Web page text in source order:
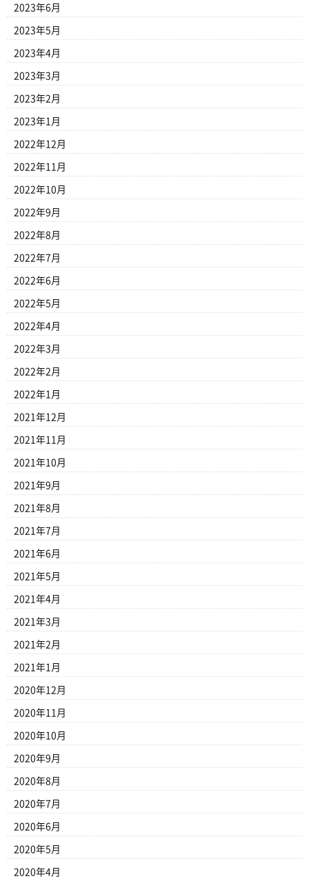
2023年6月
2023年5月
2023年4月
2023年3月
2023年2月
2023年1月
2022年12月
2022年11月
2022年10月
2022年9月
2022年8月
2022年7月
2022年6月
2022年5月
2022年4月
2022年3月
2022年2月
2022年1月
2021年12月
2021年11月
2021年10月
2021年9月
2021年8月
2021年7月
2021年6月
2021年5月
2021年4月
2021年3月
2021年2月
2021年1月
2020年12月
2020年11月
2020年10月
2020年9月
2020年8月
2020年7月
2020年6月
2020年5月
2020年4月